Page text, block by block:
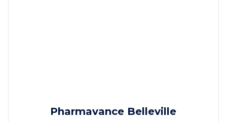
Pharmavance Belleville